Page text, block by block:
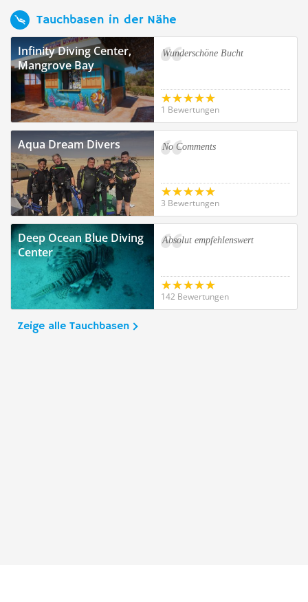
Tauchbasen in der Nähe
Infinity Diving Center,
Mangrove Bay
Wunderschöne Bucht
1 Bewertungen
Aqua Dream Divers No Comments
3 Bewertungen
Deep Ocean Blue Diving
Center
Absolut empfehlenswert
142 Bewertungen
Zeige alle Tauchbasen